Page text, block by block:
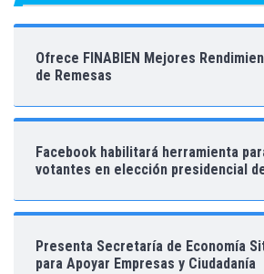
Ofrece FINABIEN Mejores
de Remesas
Facebook habilitará herramienta
votantes en elección presidencial
Presenta Secretaría de Economía
para Apoyar Empresas y Ciudadanía